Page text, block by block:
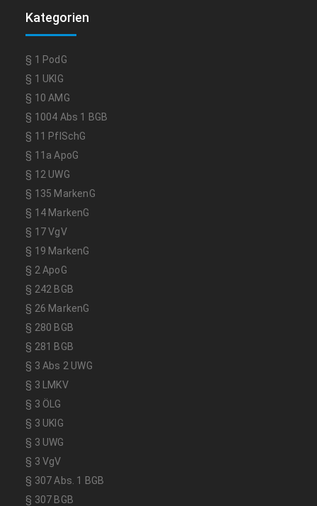
Kategorien
§ 1 PodG
§ 1 UKlG
§ 10 AMG
§ 1004 Abs 1 BGB
§ 11 PflSchG
§ 11a ApoG
§ 12 UWG
§ 135 MarkenG
§ 14 MarkenG
§ 17 VgV
§ 19 MarkenG
§ 2 ApoG
§ 242 BGB
§ 26 MarkenG
§ 280 BGB
§ 281 BGB
§ 3 Abs 2 UWG
§ 3 LMKV
§ 3 ÖLG
§ 3 UKlG
§ 3 UWG
§ 3 VgV
§ 307 Abs. 1 BGB
§ 307 BGB